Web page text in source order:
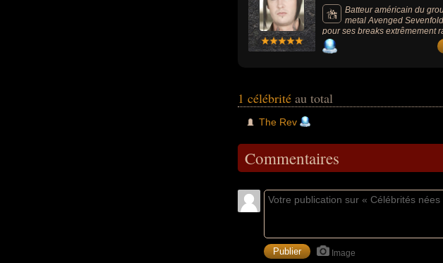
Batteur américain du
metal Avenged
pour ses breaks extrêmement
comme l'un des meilleurs
génération par ses pairs.
1 célébrité au total
The Rev
Commentaires
Image